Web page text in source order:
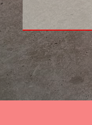
Alternative: